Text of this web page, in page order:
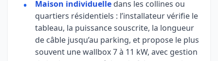
Maison individuelle dans les collines ou
quartiers résidentiels : l’installateur vérifie le
tableau, la puissance souscrite, la longueur
de câble jusqu’au parking, et propose le plus
souvent une wallbox 7 à 11 kW, avec gestion